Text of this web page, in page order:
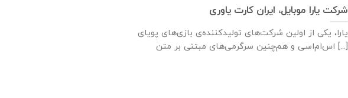
شرکت یارا موبایل، ایران کارت یاوری
یارا، یکی از اولین شرکت‌های تولیدکننده‌ی بازی‌های پویای
اس‌ام‌اسی و هم‌چنین سرگرمی‌های مبتنی بر متن [...]